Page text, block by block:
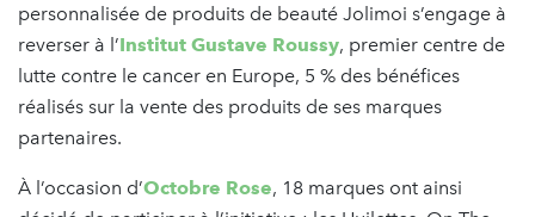
personnalisée de produits de beauté Jolimoi s’engage à
reverser à l’Institut Gustave Roussy, premier centre de
lutte contre le cancer en Europe, 5 % des bénéfices
réalisés sur la vente des produits de ses marques
partenaires.
À l’occasion d’Octobre Rose, 18 marques ont ainsi